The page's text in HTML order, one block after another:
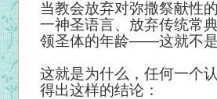
当教会放弃对弥撒祭献性
一神圣语言、放弃传统常
领圣体的年龄——这就不是
这就是为什么，任何一个
得出这样的结论：